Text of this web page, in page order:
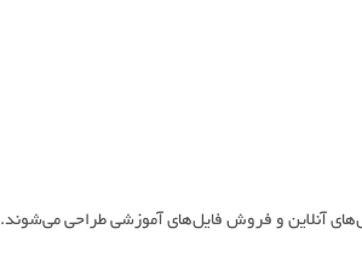
آنلاین و فروش فایل‌های آموزشی طراحی می‌شوند.